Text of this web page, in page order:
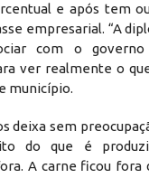
e após tem
empresarial. “A
com o governo
ver realmente o
município.
deixa sem
do que é
A carne ficou fora